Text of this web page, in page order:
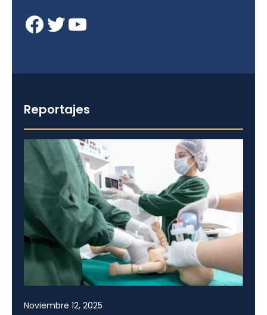
Facebook Twitter YouTube
Reportajes
Noviembre 12, 2025